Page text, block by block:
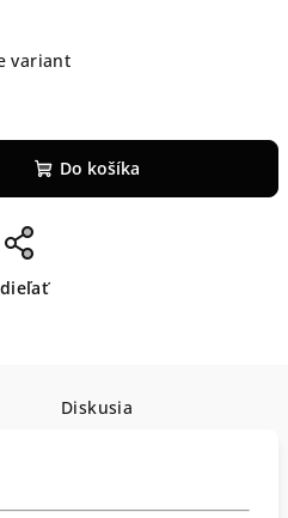
variant
Do košíka
Diskusia